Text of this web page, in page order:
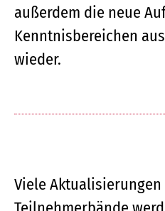
außerdem die neue
Kenntnisbereichen
wieder.
Viele